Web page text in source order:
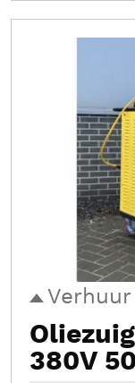
Verhuur
380V